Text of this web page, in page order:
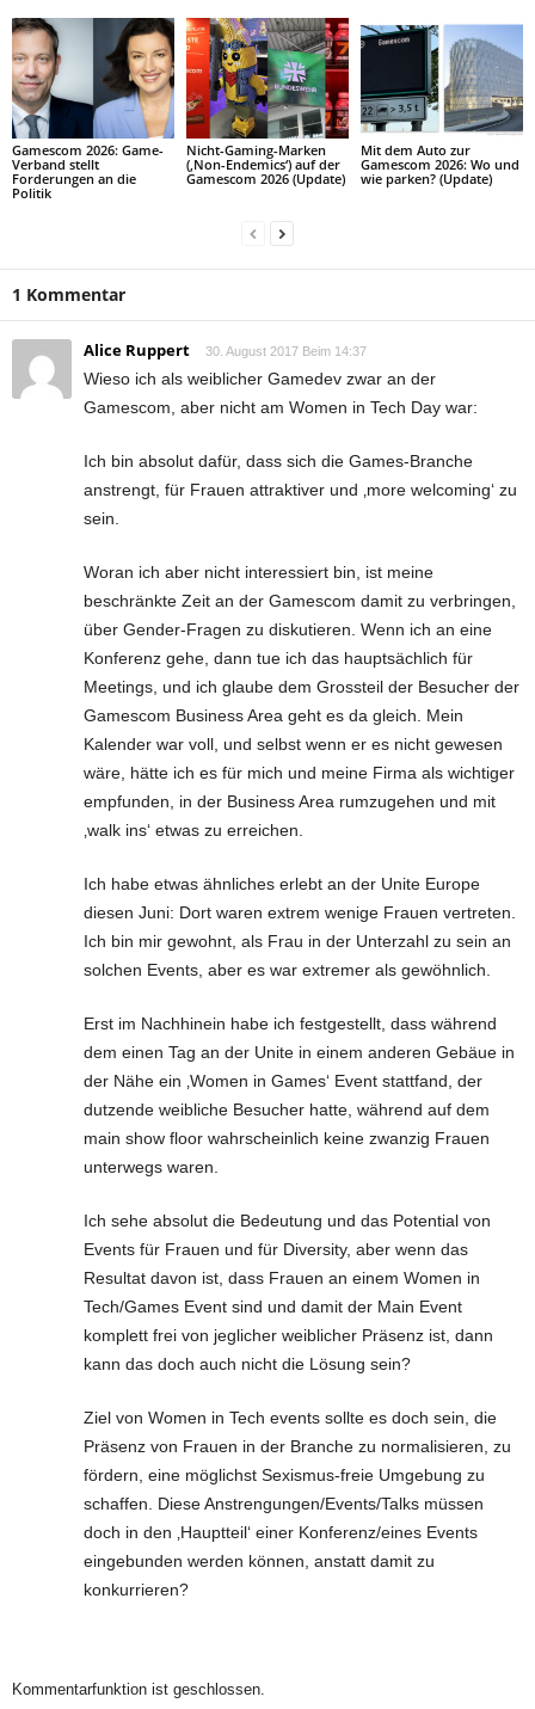
Gamescom 2026: Game-
Verband stellt
Forderungen an die
Politik
Nicht-Gaming-Marken
(‚Non-Endemics‘) auf der
Gamescom 2026 (Update)
Mit dem Auto zur
Gamescom 2026: Wo und
wie parken? (Update)
1 Kommentar
Alice Ruppert 30. August 2017 Beim 14:37
Wieso ich als weiblicher Gamedev zwar an der
Gamescom, aber nicht am Women in Tech Day war:
Ich bin absolut dafür, dass sich die Games-Branche
anstrengt, für Frauen attraktiver und ‚more welcoming‘ zu
sein.
Woran ich aber nicht interessiert bin, ist meine
beschränkte Zeit an der Gamescom damit zu verbringen,
über Gender-Fragen zu diskutieren. Wenn ich an eine
Konferenz gehe, dann tue ich das hauptsächlich für
Meetings, und ich glaube dem Grossteil der Besucher der
Gamescom Business Area geht es da gleich. Mein
Kalender war voll, und selbst wenn er es nicht gewesen
wäre, hätte ich es für mich und meine Firma als wichtiger
empfunden, in der Business Area rumzugehen und mit
‚walk ins‘ etwas zu erreichen.
Ich habe etwas ähnliches erlebt an der Unite Europe
diesen Juni: Dort waren extrem wenige Frauen vertreten.
Ich bin mir gewohnt, als Frau in der Unterzahl zu sein an
solchen Events, aber es war extremer als gewöhnlich.
Erst im Nachhinein habe ich festgestellt, dass während
dem einen Tag an der Unite in einem anderen Gebäue in
der Nähe ein ‚Women in Games‘ Event stattfand, der
dutzende weibliche Besucher hatte, während auf dem
main show floor wahrscheinlich keine zwanzig Frauen
unterwegs waren.
Ich sehe absolut die Bedeutung und das Potential von
Events für Frauen und für Diversity, aber wenn das
Resultat davon ist, dass Frauen an einem Women in
Tech/Games Event sind und damit der Main Event
komplett frei von jeglicher weiblicher Präsenz ist, dann
kann das doch auch nicht die Lösung sein?
Ziel von Women in Tech events sollte es doch sein, die
Präsenz von Frauen in der Branche zu normalisieren, zu
fördern, eine möglichst Sexismus-freie Umgebung zu
schaffen. Diese Anstrengungen/Events/Talks müssen
doch in den ‚Hauptteil‘ einer Konferenz/eines Events
eingebunden werden können, anstatt damit zu
konkurrieren?
Kommentarfunktion ist geschlossen.